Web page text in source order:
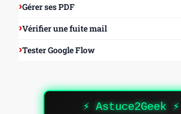
Gérer ses PDF
Vérifier une fuite mail
Tester Google Flow
⚡ Astuce2Geek ⚡